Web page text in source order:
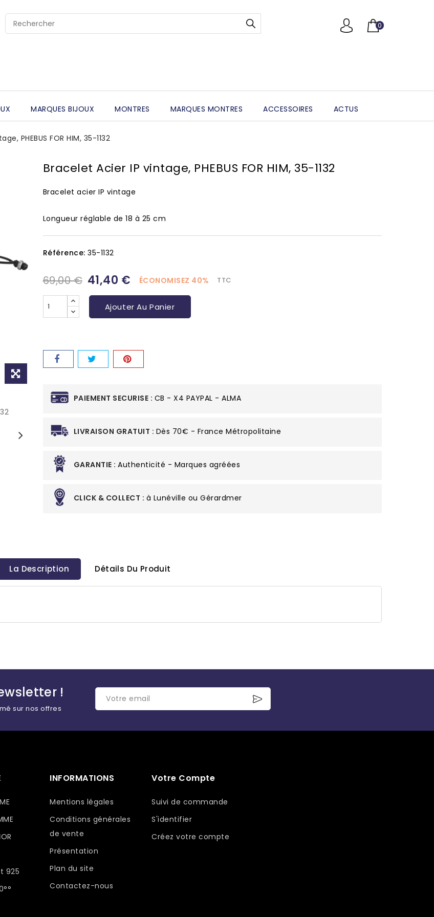
0
MARQUES BIJOUX MONTRES MARQUES MONTRES ACCESSOIRES ACTUS
PHEBUS FOR HIM, 35-1132
Bracelet Acier IP vintage, PHEBUS FOR HIM, 35-1132
Bracelet acier IP vintage
Longueur réglable de 18 à 25 cm
Référence: 35-1132
69,00 € 41,40 € ÉCONOMISEZ 40% TTC
Ajouter Au Panier
PAIEMENT SECURISE : CB - X4 PAYPAL - ALMA
LIVRAISON GRATUIT : Dès 70€ - France Métropolitaine
GARANTIE : Authenticité - Marques agréées
CLICK & COLLECT : à Lunéville ou Gérardmer
La Description Détails Du Produit
!
sur nos offres
925
INFORMATIONS
Mentions légales
Conditions générales
de vente
Présentation
Plan du site
Contactez-nous
Votre Compte
Suivi de commande
S'identifier
Créez votre compte